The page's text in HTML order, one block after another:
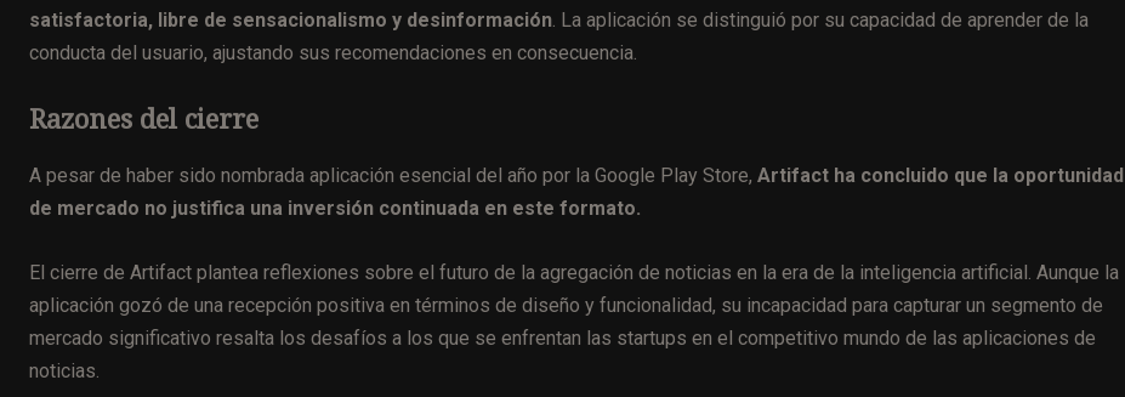
satisfactoria, libre de sensacionalismo y desinformación . La aplicación se distinguió por su capacidad de aprender de la
conducta del usuario, ajustando sus recomendaciones en consecuencia.
Razones del cierre
A pesar de haber sido nombrada aplicación esencial del año por la Google Play Store, Artifact ha concluido que la oportunidad
de mercado no justifica una inversión continuada en este formato.
El cierre de Artifact plantea reflexiones sobre el futuro de la agregación de noticias en la era de la inteligencia artificial. Aunque la
aplicación gozó de una recepción positiva en términos de diseño y funcionalidad, su incapacidad para capturar un segmento de
mercado significativo resalta los desafíos a los que se enfrentan las startups en el competitivo mundo de las aplicaciones de
noticias.